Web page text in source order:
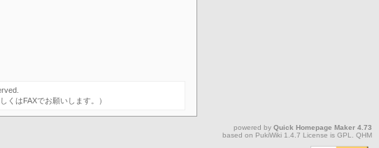
はFAXでお願いします。）
powered by Quick Homepage Maker 4.73
based on PukiWiki 1.4.7 License is GPL QHM